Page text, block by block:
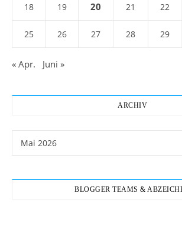
18 19 20 21 22
25 26 27 28 29
« Apr. Juni »
ARCHIV
Archiv
BLOGGER TEAMS &